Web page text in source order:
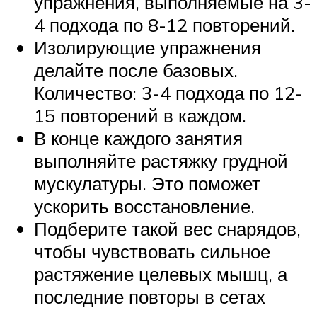
4 подхода по 8-12 повторений.
Изолирующие упражнения
делайте после базовых.
Количество: 3-4 подхода по 12-
15 повторений в каждом.
В конце каждого занятия
выполняйте растяжку грудной
мускулатуры. Это поможет
ускорить восстановление.
Подберите такой вес снарядов,
чтобы чувствовать сильное
растяжение целевых мышц, а
последние повторы в сетах